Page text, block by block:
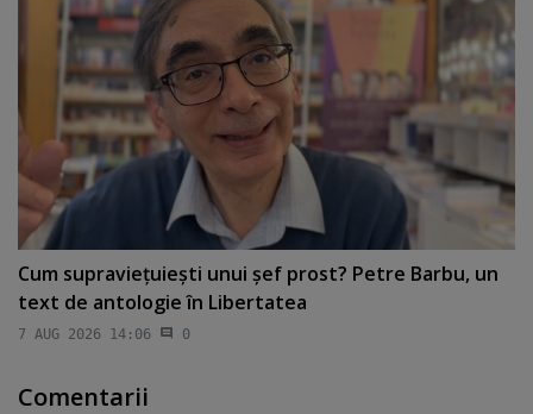
Cum supravieţuieşti unui şef prost? Petre Barbu, un
text de antologie în Libertatea
7 AUG 2026 14:06 0
Comentarii